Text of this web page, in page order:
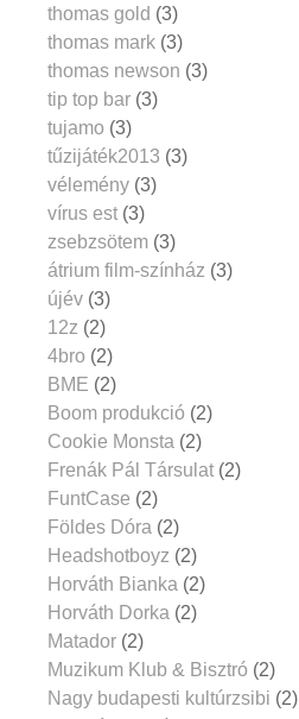
thomas gold (3)
thomas mark (3)
thomas newson (3)
tip top bar (3)
tujamo (3)
tűzijáték2013 (3)
vélemény (3)
vírus est (3)
zsebzsötem (3)
átrium film-színház (3)
újév (3)
12z (2)
4bro (2)
BME (2)
Boom produkció (2)
Cookie Monsta (2)
Frenák Pál Társulat (2)
FuntCase (2)
Földes Dóra (2)
Headshotboyz (2)
Horváth Bianka (2)
Horváth Dorka (2)
Matador (2)
Muzikum Klub & Bisztró (2)
Nagy budapesti kultúrzsibi (2)